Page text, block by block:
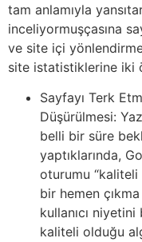
tam anlamıyla
inceliyormuşçasına
ve site içi
site istatistiklerine iki
Sayfayı Terk
Düşürülmesi:
belli bir süre
yaptıklarında,
oturumu “kaliteli
bir hemen
kullanıcı
kaliteli olduğu